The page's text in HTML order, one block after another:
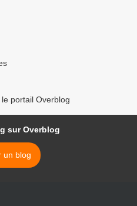
portail Overblog
sur Overblog
un blog